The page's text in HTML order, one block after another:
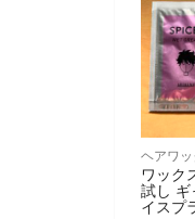
ヘアワ
ワック
試し
イスプ